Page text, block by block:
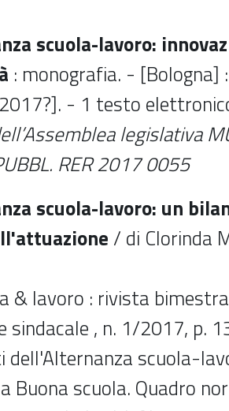
scuola-lavoro:
: monografia. - [Bologna]
- 1 testo
legislativa
RER 2017 0055
scuola-lavoro: un
/ di Clorinda
& lavoro : rivista
sindacale , n. 1/2017, p.
dell'Alternanza scuola-
Buona scuola. Quadro